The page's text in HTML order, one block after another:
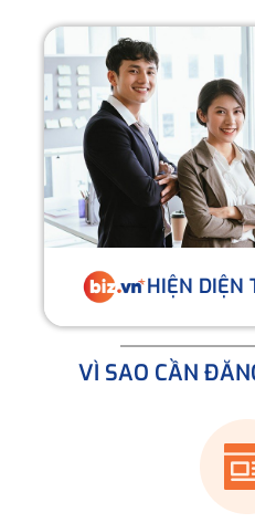
HIỆN DIỆN
VÌ SAO CẦN